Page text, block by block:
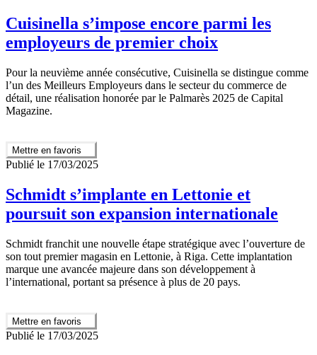
Cuisinella s’impose encore parmi les
employeurs de premier choix
Pour la neuvième année consécutive, Cuisinella se distingue comme
l’un des Meilleurs Employeurs dans le secteur du commerce de
détail, une réalisation honorée par le Palmarès 2025 de Capital
Magazine.
Mettre en favoris
Publié le 17/03/2025
Schmidt s’implante en Lettonie et
poursuit son expansion internationale
Schmidt franchit une nouvelle étape stratégique avec l’ouverture de
son tout premier magasin en Lettonie, à Riga. Cette implantation
marque une avancée majeure dans son développement à
l’international, portant sa présence à plus de 20 pays.
Mettre en favoris
Publié le 17/03/2025